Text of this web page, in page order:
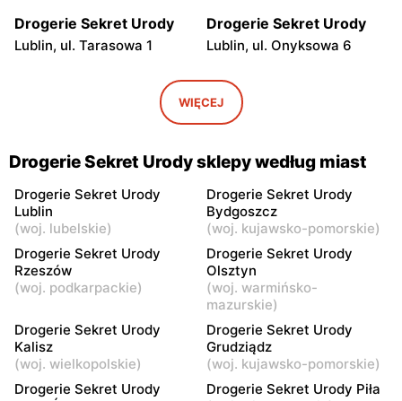
Drogerie Sekret Urody
Lublin, ul. Tarasowa 1
Drogerie Sekret Urody
Lublin, ul. Onyksowa 6
Drogerie Sekret Urody
Kielce, ul. Zagórska 47
Drogerie Sekret Urody
Ożarów, ul. Jana Pawła II 18
Bilcza, ul. Kielecka 1 Opatów, ul. Rynek 3
Drogerie Sekret Urody
Włoszczowa, ul. Kilińskiego
18
Drogerie Sekret Urody
Olsztyn, ul. Władysława
Gębika 2/37
Drogerie Sekret Urody
Sompolno, ul. Piotrkowska 1
Drogerie Sekret Urody
Radziejów, ul. Brzeska 3
Drogerie Sekret Urody
Jabłonowo Pomorskie, ul.
Główna 5
Drogerie Sekret Urody
Barczewo, ul. Juliusza
Słowackiego 2a
Drogerie Sekret Urody Drogerie Sekret Urody
WIĘCEJ
Drogerie Sekret Urody sklepy według miast
Drogerie Sekret Urody
Lublin
(woj. lubelskie)
Drogerie Sekret Urody
Bydgoszcz
(woj. kujawsko-pomorskie)
Drogerie Sekret Urody
Rzeszów
(woj. podkarpackie)
Drogerie Sekret Urody
Olsztyn
(woj. warmińsko-
mazurskie)
Drogerie Sekret Urody
Kalisz
(woj. wielkopolskie)
Drogerie Sekret Urody
Grudziądz
(woj. kujawsko-pomorskie)
Drogerie Sekret Urody
Drogerie Sekret Urody Piła